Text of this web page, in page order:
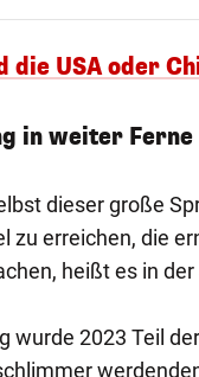
die USA oder
in weiter Ferne
dieser große
zu erreichen, die
heißt es in der
wurde 2023 Teil